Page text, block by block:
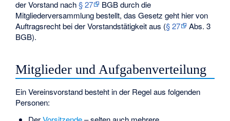
der Vorstand nach§ 27
BGB durch die
Mitgliederversammlung bestellt, das Gesetz geht hier von
Auftragsrecht bei der Vorstandstätigkeit aus (§ 27
Abs. 3
BGB).
Mitglieder und Aufgabenverteilung
Ein Vereinsvorstand besteht in der Regel aus folgenden
Personen: